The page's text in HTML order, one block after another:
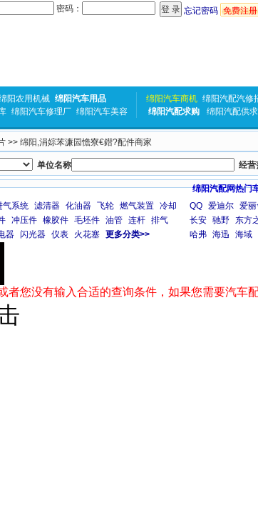
密码： 忘记密码 免费注册
阳农用机械 绵阳汽车用品
绵阳汽车修理厂 绵阳汽车美容
绵阳汽车商机 绵阳汽配汽修
绵阳汽配求购
绵阳汽配供求
>> 绵阳,涓婃苯濂囩憺寮€鐟?配件商家
单位名称 经营
气系统 滤清器 化油器 飞轮 燃气装置 冷却
冲压件 橡胶件 毛坯件 油管 连杆 排气
器 闪光器 仪表 火花塞 更多分类>>
绵阳汽配网热门
QQ 爱迪尔 爱
长安 驰野 东方
哈弗 海迅 海域
者您没有输入合适的查询条件，如果您需要汽车